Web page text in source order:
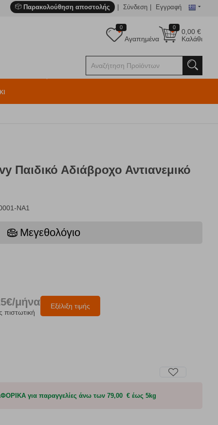
Παρακολούθηση αποστολής Σύνδεση Εγγραφή
0
0,00€
Καλάθι
0
Αγαπημένα
Παιδικό Αδιάβροχο Αντιανεμικό
ΝΑ1
Μεγεθολόγιο
Εξέλιξη τιμής
μήνα
πιστωτική
για παραγγελίες άνω των 79,00 € έως 5kg